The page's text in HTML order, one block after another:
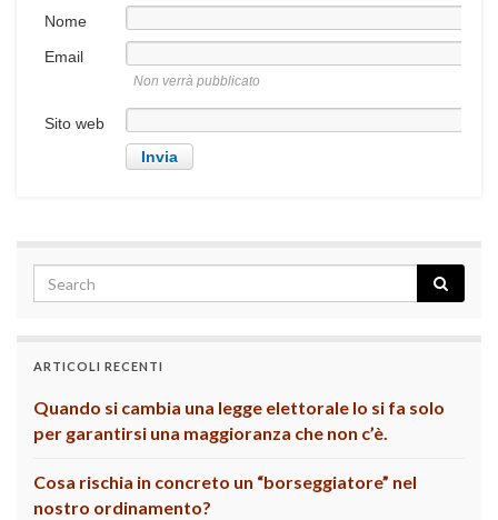
Nome
Email
Non verrà pubblicato
Sito web
ARTICOLI RECENTI
Quando si cambia una legge elettorale lo si fa solo
per garantirsi una maggioranza che non c’è.
Cosa rischia in concreto un “borseggiatore” nel
nostro ordinamento?